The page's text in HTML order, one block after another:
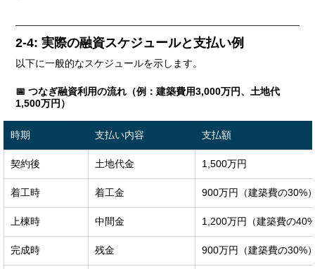
2-4: 実際の融資スケジュールと支払い例
以下に一般的なスケジュールを示します。
📅 つなぎ融資利用の流れ（例：建築費用3,000万円、土地代
1,500万円）
時期 支払い内容 支払額
契約後 土地代金 1,500万円
着工時 着工金 900万円（建築費の30%
上棟時 中間金 1,200万円（建築費の
完成時 残金 900万円（建築費の30%